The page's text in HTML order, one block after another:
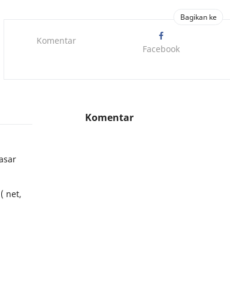
Komentar
Facebook
net,
Komentar